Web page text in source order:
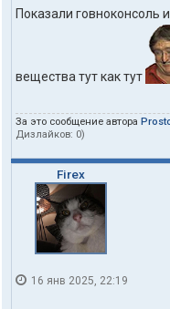
Показали говноконсоль
вещества тут как тут
За это сообщение автора
Дизлайков: 0)
Firex
16 янв 2025, 22:19